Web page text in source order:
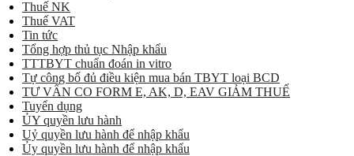
Thuế NK
Thuế VAT
Tin tức
Tổng hợp thủ tục Nhập khẩu
TTTBYT chuẩn đoán in vitro
Tự công bố đủ điều kiện mua bán TBYT loại BCD
TƯ VẤN CO FORM E, AK, D, EAV GIẢM THUẾ
Tuyển dụng
ỦY quyền lưu hành
Uỷ quyền lưu hành để nhập khẩu
Ủy quyền lưu hành để nhập khẩu